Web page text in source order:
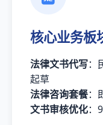
核心业务板
法律文书代写：
起草
法律咨询套餐：
文书审核优化：